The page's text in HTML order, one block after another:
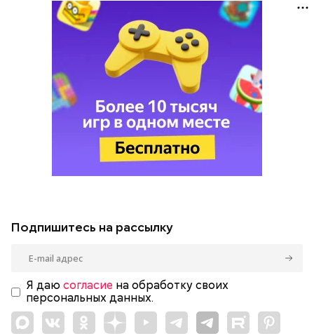
Подпишитесь на рассылку
Я даю согласие на обработку своих
персональных данных.